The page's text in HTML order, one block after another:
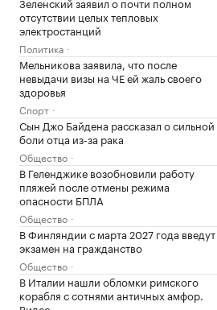
отсутствии целых тепловых
электростанций
Политика
Мельникова заявила, что после
невыдачи визы на ЧЕ ей жаль своего
здоровья
Спорт
Сын Джо Байдена рассказал о сильной
боли отца из-за рака
Общество
В Геленджике возобновили работу
пляжей после отмены режима
опасности БПЛА
Общество
В Финляндии с марта 2027 года введут
экзамен на гражданство
Общество
В Италии нашли обломки римского
корабля с сотнями античных амфор.